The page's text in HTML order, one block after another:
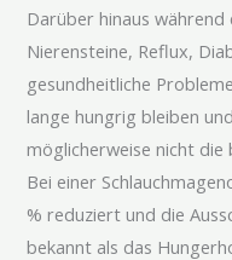
Darüber hinaus
Nierensteine, Reflux,
gesundheitliche
lange hungrig bleiben
möglicherweise nicht
Bei einer
% reduziert und die
bekannt als das